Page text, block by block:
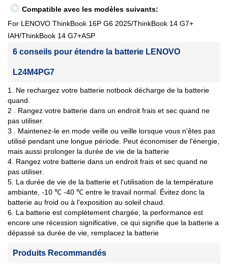
Compatible avec les modèles suivants:
For LENOVO ThinkBook 16P G6 2025/ThinkBook 14 G7+
IAH/ThinkBook 14 G7+ASP
6 conseils pour étendre la batterie LENOVO
L24M4PG7
1. Ne rechargez votre batterie notbook décharge de la batterie
quand.
2 . Rangez votre batterie dans un endroit frais et sec quand ne
pas utiliser.
3 . Maintenez-le en mode veille ou veille lorsque vous n'êtes pas
utilisé pendant une longue période. Peut économiser de l'énergie,
mais aussi prolonger la durée de vie de la batterie
4. Rangez votre batterie dans un endroit frais et sec quand ne
pas utiliser.
5. La durée de vie de la batterie et l'utilisation de la température
ambiante, -10 ℃ -40 ℃ entre le travail normal. Évitez donc la
batterie au froid ou à l'exposition au soleil chaud.
6. La batterie est complètement chargée, la performance est
encore une récession significative, ce qui signifie que la batterie a
dépassé sa durée de vie, remplacez la batterie
Produits Recommandés